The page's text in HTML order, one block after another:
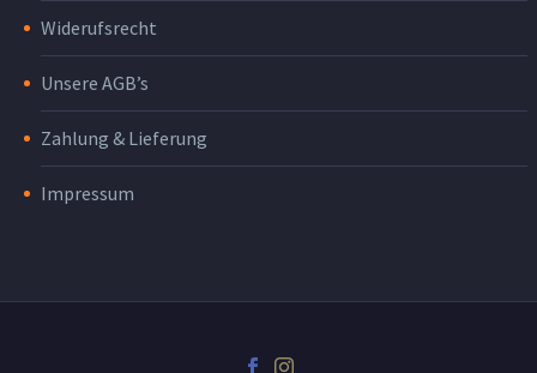
Widerufsrecht
Unsere AGB’s
Zahlung & Lieferung
Impressum